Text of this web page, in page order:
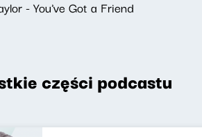
- You've Got a Friend
części podcastu